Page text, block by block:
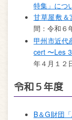
特集」につ
甘草屋敷＆
間：令和６
甲州市近代
cert 〜Les
年４月１２
令和５年度
B＆G財団